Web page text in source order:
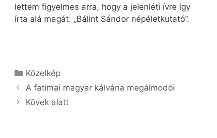
lettem figyelmes arra, hogy a jelenléti ívre így
írta alá magát: „Bálint Sándor népéletkutató”.
Kategória
Közelkép
A fatimai magyar kálvária megálmodói
Kövek alatt